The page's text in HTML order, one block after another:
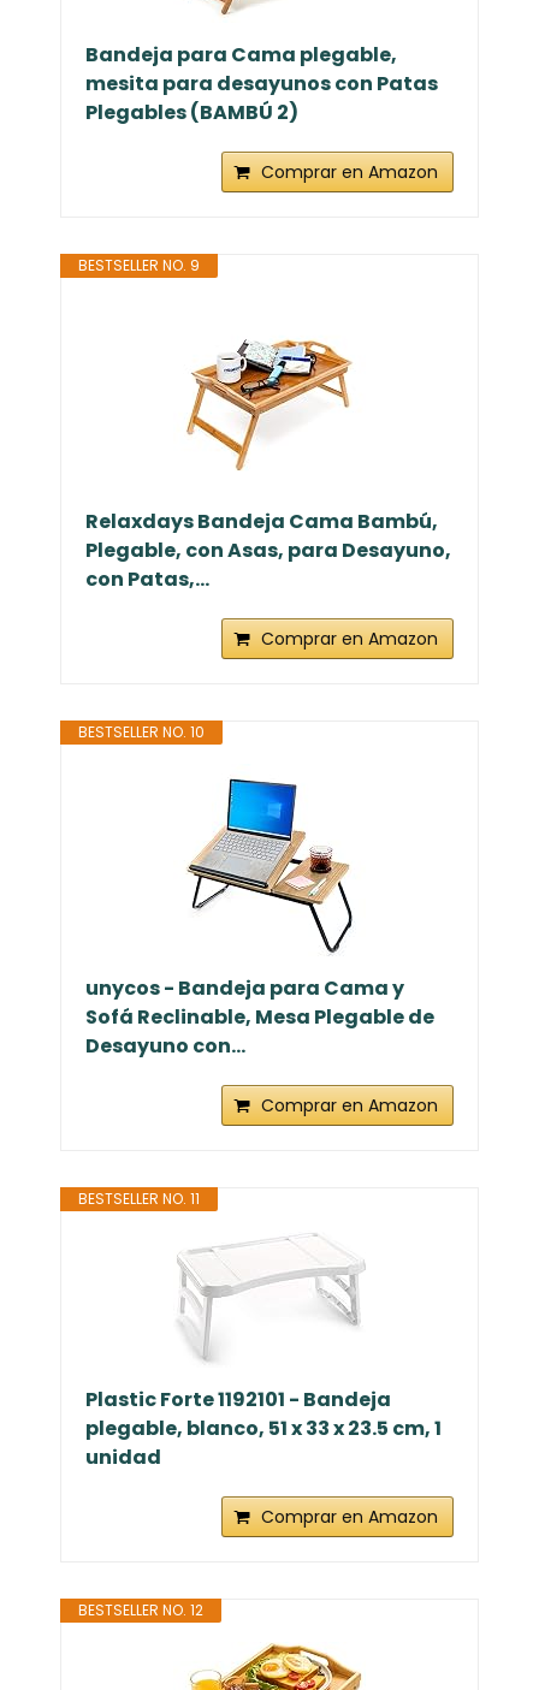
Bandeja para Cama plegable,
mesita para desayunos con Patas
Plegables (BAMBÚ 2)
Comprar en Amazon
BESTSELLER NO. 9
Relaxdays Bandeja Cama Bambú,
Plegable, con Asas, para Desayuno,
con Patas,...
Comprar en Amazon
BESTSELLER NO. 10
unycos - Bandeja para Cama y
Sofá Reclinable, Mesa Plegable de
Desayuno con...
Comprar en Amazon
BESTSELLER NO. 11
Plastic Forte 1192101 - Bandeja
plegable, blanco, 51 x 33 x 23.5 cm, 1
unidad
Comprar en Amazon
BESTSELLER NO. 12